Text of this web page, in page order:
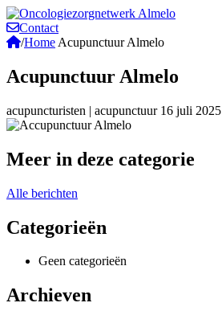
Contact
/Home Acupunctuur Almelo
Acupunctuur Almelo
acupuncturisten | acupunctuur 16 juli 2025
Meer in deze categorie
Alle berichten
Categorieën
Geen categorieën
Archieven